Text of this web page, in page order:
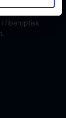
fiberoptisk